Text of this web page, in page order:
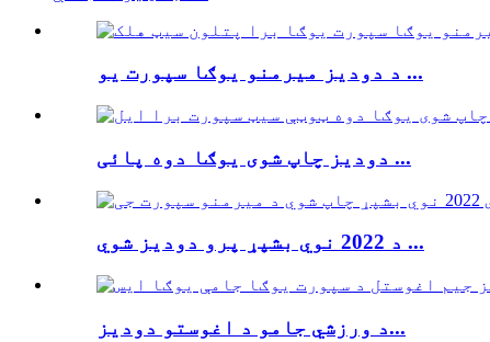
د دودیز میرمنو یوګا سپورت یو ...
دودیز چاپ شوی یوګا دوه پائی ...
د 2022 نوي بشپړ پرو دودیز شوي ...
د ورزشي جامو د اغوستو دودیز...